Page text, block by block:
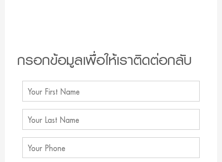
กรอกข้อมูลเพื่อให้เราติดต่อกลับ